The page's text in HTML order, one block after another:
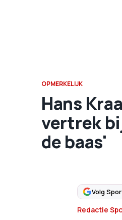
OPMERKELIJK
Hans
vertrek
de baas'
Volg
Redactie